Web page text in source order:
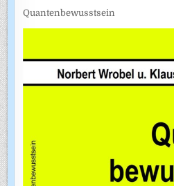
Quantenbewusstsein